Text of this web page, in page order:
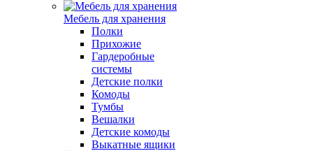
Мебель для хранения
Полки
Прихожие
Гардеробные
системы
Детские полки
Комоды
Тумбы
Вешалки
Детские комоды
Выкатные ящики